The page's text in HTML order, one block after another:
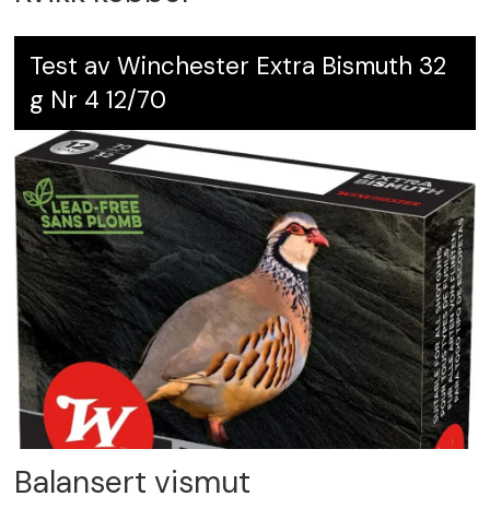
Test av Winchester Extra Bismuth 32
g Nr 4 12/70
Balansert vismut